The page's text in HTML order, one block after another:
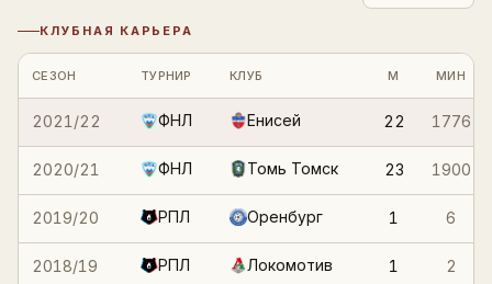
Войти Регистрация
КЛУБНАЯ КАРЬЕРА
Статистика по клубным сезонам и турнирам
СЕЗОН ТУРНИР КЛУБ М МИН
2021/22 ФНЛ Енисей 22 1776
2020/21 ФНЛ Томь Томск 23 1900
2019/20 РПЛ Оренбург 1 6
2018/19 РПЛ Локомотив 1 2